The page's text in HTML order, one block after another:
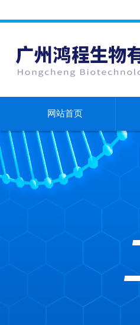
网站首页